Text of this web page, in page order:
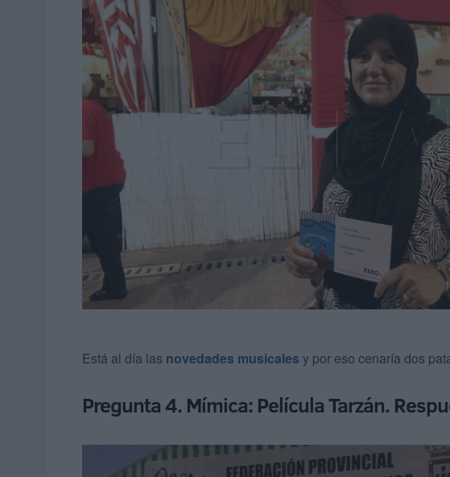
Está al día las novedades musicales y por eso cenaría dos
Pregunta 4. Mímica: Película Tarzán.